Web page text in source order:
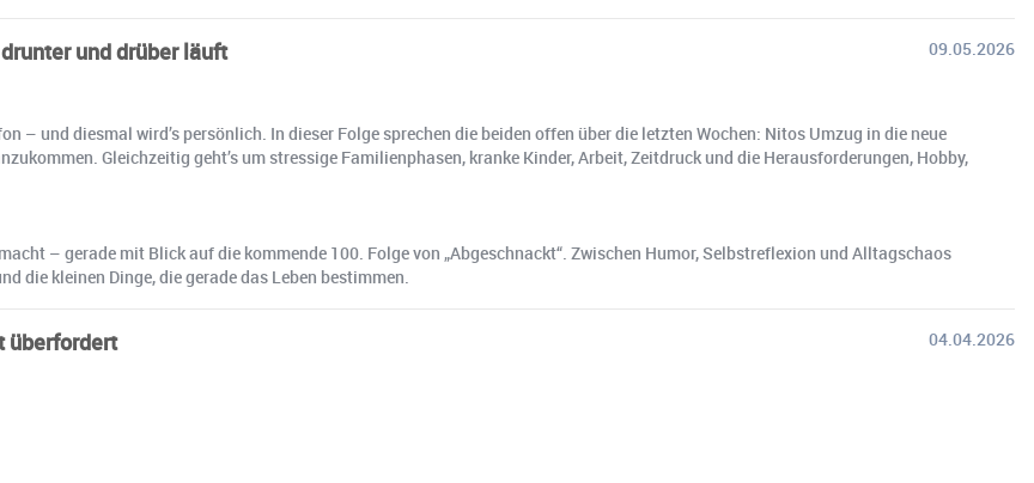
und drüber läuft
09.05.2026
– und diesmal wird’s persönlich. In dieser Folge sprechen die beiden offen über die letzten Wochen: Nitos Umzug in die neue
Gleichzeitig geht’s um stressige Familienphasen, kranke Kinder, Arbeit, Zeitdruck und die Herausforderungen, Hobby,
– gerade mit Blick auf die kommende 100. Folge von „Abgeschnackt“. Zwischen Humor, Selbstreflexion und Alltagschaos
die kleinen Dinge, die gerade das Leben bestimmen.
überfordert
04.04.2026